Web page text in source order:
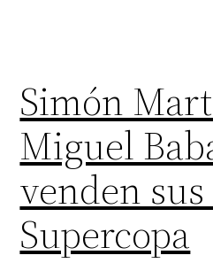
Simón
Miguel
venden
Supercopa